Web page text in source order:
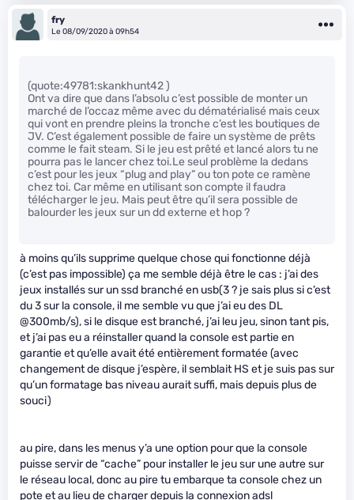
fry
Le 08/09/2020 à 09h54
(quote:49781:skankhunt42 )
Ont va dire que dans l’absolu c’est possible de monter un
marché de l’occaz même avec du dématérialisé mais ceux
qui vont en prendre pleins la tronche c’est les boutiques de
JV. C’est également possible de faire un système de prêts
comme le fait steam. Si le jeu est prêté et lancé alors tu ne
pourra pas le lancer chez toi.Le seul problème la dedans
c’est pour les jeux “plug and play” ou ton pote ce ramène
chez toi. Car même en utilisant son compte il faudra
télécharger le jeu. Mais peut être qu’il sera possible de
balourder les jeux sur un dd externe et hop ?
à moins qu’ils supprime quelque chose qui fonctionne déjà
(c’est pas impossible) ça me semble déjà être le cas : j’ai des
jeux installés sur un ssd branché en usb(3 ? je sais plus si c’est
du 3 sur la console, il me semble vu que j’ai eu des DL
@300mb/s), si le disque est branché, j’ai leu jeu, sinon tant pis,
et j’ai pas eu a réinstaller quand la console est partie en
garantie et qu’elle avait été entièrement formatée (avec
changement de disque j’espère, il semblait HS et je suis pas sur
qu’un formatage bas niveau aurait suffi, mais depuis plus de
souci)
au pire, dans les menus y’a une option pour que la console
puisse servir de “cache” pour installer le jeu sur une autre sur
le réseau local, donc au pire tu embarque ta console chez un
pote et au lieu de charger depuis la connexion adsl